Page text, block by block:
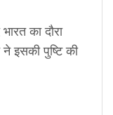
का दौरा
ने इसकी पुष्टि की